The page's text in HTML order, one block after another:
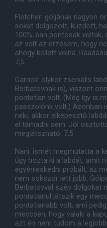
Fletcher: góljának nagyon
sokat dolgozott, küzdött,
100%-ban pontosak
az volt az érzésem, hogy
ahogy kellett volna.
7,5
Carrick: olykor zseniális
Berbatovnak is), viszont
pontatlan volt. (Még így is
passzolónk volt.) Azonban
neki, akkor elképesztõ
el támadni sem. Jól
megjátszható. 7,5
Nani: ismét megmutatta a
úgy hozta ki a labdát, amit
egyénieskedni próbált, az
nem sokszor lett jobb.
Berbatovval szép dolgokat
pontatlanul játszik egy
pontatlanabb volt, ami
meccsen, hogy valaki a
azt én nem tudom a